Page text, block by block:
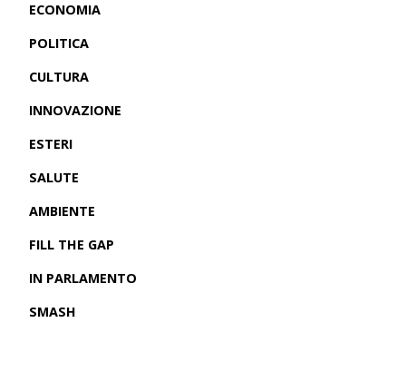
ECONOMIA
POLITICA
CULTURA
INNOVAZIONE
ESTERI
SALUTE
AMBIENTE
FILL THE GAP
IN PARLAMENTO
SMASH